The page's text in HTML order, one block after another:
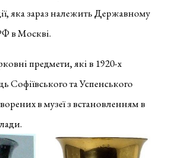
яка зараз належить Державному
в Москві.
предмети, які в 1920-х
Софіївського та Успенського
в музеї з встановленням в